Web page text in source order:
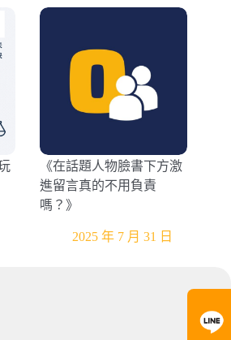
《在話題人物臉書下方激
進留言真的不用負責
嗎？》
2025 年 7 月 31 日